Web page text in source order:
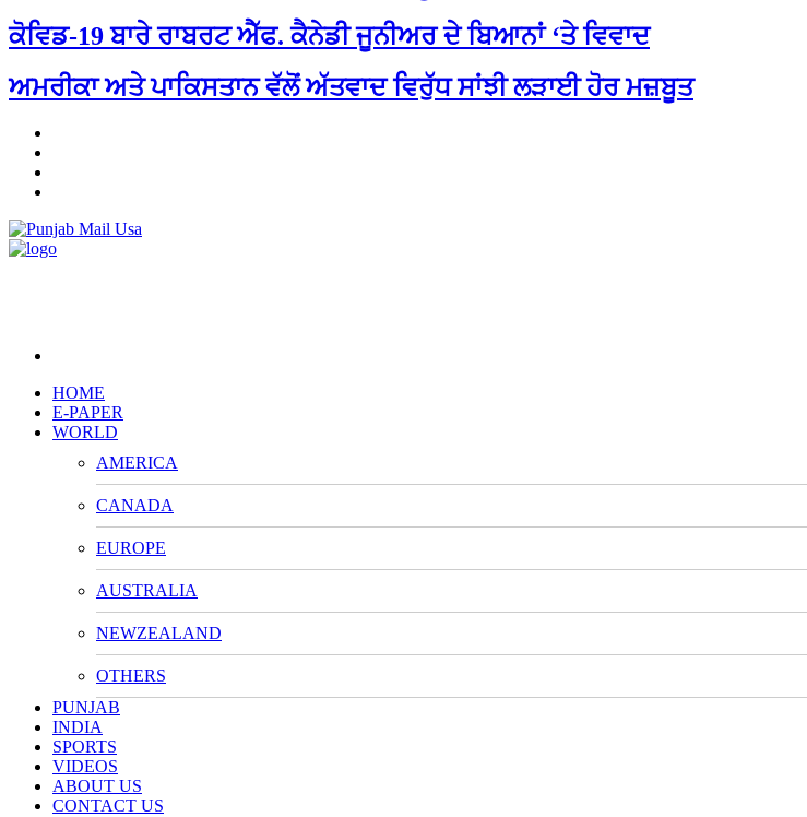
ਕੋਵਿਡ-19 ਬਾਰੇ ਰਾਬਰਟ ਐੱਫ. ਕੈਨੇਡੀ ਜੂਨੀਅਰ ਦੇ ਬਿਆਨਾਂ ‘ਤੇ ਵਿਵਾਦ
ਅਮਰੀਕਾ ਅਤੇ ਪਾਕਿਸਤਾਨ ਵੱਲੋਂ ਅੱਤਵਾਦ ਵਿਰੁੱਧ ਸਾਂਝੀ ਲੜਾਈ ਹੋਰ ਮਜ਼ਬੂਤ
HOME
E-PAPER
WORLD
AMERICA
CANADA
EUROPE
AUSTRALIA
NEWZEALAND
OTHERS
PUNJAB
INDIA
SPORTS
VIDEOS
ABOUT US
CONTACT US